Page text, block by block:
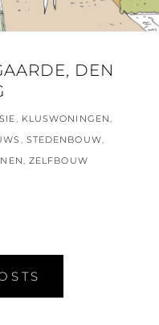
DEN
, KLUSWONINGEN,
, STEDENBOUW,
, ZELFBOUW